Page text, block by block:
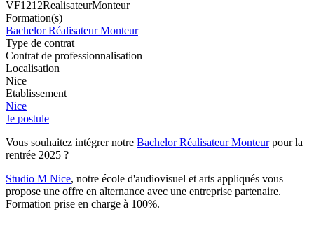
VF1212RealisateurMonteur
Formation(s)
Bachelor Réalisateur Monteur
Type de contrat
Contrat de professionnalisation
Localisation
Nice
Etablissement
Nice
Je postule
Vous souhaitez intégrer notre Bachelor Réalisateur Monteurpour la
rentrée 2025 ?
Studio M Nice, notre école d'audiovisuel et arts appliqués vous
propose une offre en alternance avec une entreprise partenaire.
Formation prise en charge à 100%.